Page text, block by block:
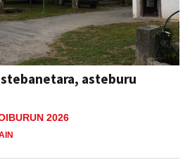
asteburu
2026